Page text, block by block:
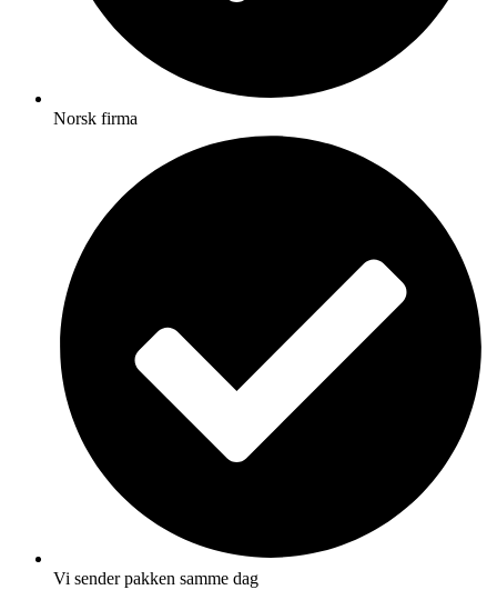
Norsk firma
Vi sender pakken samme dag